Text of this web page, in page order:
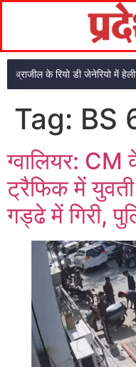
Tag: BS
ग्वालियर:
ट्रैफिक में
गड्ढे में गिरी,